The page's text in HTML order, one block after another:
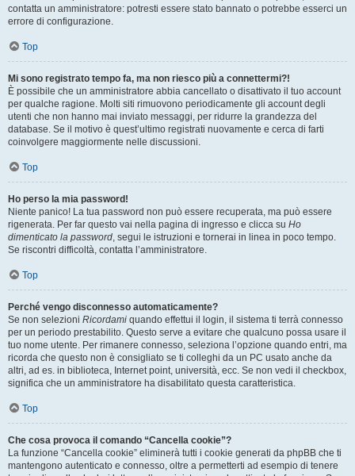
contatta un amministratore: potresti essere stato bannato o potrebbe esserci un
errore di configurazione.
Top
Mi sono registrato tempo fa, ma non riesco più a connettermi?!
È possibile che un amministratore abbia cancellato o disattivato il tuo account
per qualche ragione. Molti siti rimuovono periodicamente gli account degli
utenti che non hanno mai inviato messaggi, per ridurre la grandezza del
database. Se il motivo è quest’ultimo registrati nuovamente e cerca di farti
coinvolgere maggiormente nelle discussioni.
Top
Ho perso la mia password!
Niente panico! La tua password non può essere recuperata, ma può essere
rigenerata. Per far questo vai nella pagina di ingresso e clicca su Ho
dimenticato la password, segui le istruzioni e tornerai in linea in poco tempo.
Se riscontri difficoltà, contatta l’amministratore.
Top
Perché vengo disconnesso automaticamente?
Se non selezioni Ricordami quando effettui il login, il sistema ti terrà connesso
per un periodo prestabilito. Questo serve a evitare che qualcuno possa usare il
tuo nome utente. Per rimanere connesso, seleziona l’opzione quando entri, ma
ricorda che questo non è consigliato se ti colleghi da un PC usato anche da
altri, ad es. in biblioteca, Internet point, università, ecc. Se non vedi il checkbox,
significa che un amministratore ha disabilitato questa caratteristica.
Top
Che cosa provoca il comando “Cancella cookie”?
La funzione “Cancella cookie” eliminerà tutti i cookie generati da phpBB che ti
mantengono autenticato e connesso, oltre a permetterti ad esempio di tenere